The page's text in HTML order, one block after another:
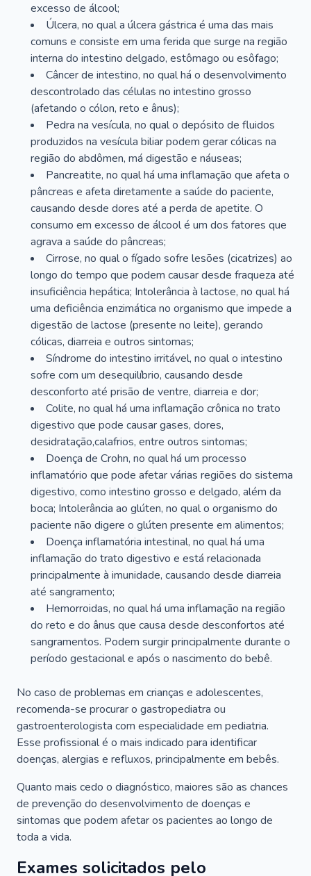
excesso de álcool;
Úlcera, no qual a úlcera gástrica é uma das mais
comuns e consiste em uma ferida que surge na região
interna do intestino delgado, estômago ou esôfago;
Câncer de intestino, no qual há o desenvolvimento
descontrolado das células no intestino grosso
(afetando o cólon, reto e ânus);
Pedra na vesícula, no qual o depósito de fluidos
produzidos na vesícula biliar podem gerar cólicas na
região do abdômen, má digestão e náuseas;
Pancreatite, no qual há uma inflamação que afeta o
pâncreas e afeta diretamente a saúde do paciente,
causando desde dores até a perda de apetite. O
consumo em excesso de álcool é um dos fatores que
agrava a saúde do pâncreas;
Cirrose, no qual o fígado sofre lesões (cicatrizes) ao
longo do tempo que podem causar desde fraqueza até
insuficiência hepática; Intolerância à lactose, no qual há
uma deficiência enzimática no organismo que impede a
digestão de lactose (presente no leite), gerando
cólicas, diarreia e outros sintomas;
Síndrome do intestino irritável, no qual o intestino
sofre com um desequilíbrio, causando desde
desconforto até prisão de ventre, diarreia e dor;
Colite, no qual há uma inflamação crônica no trato
digestivo que pode causar gases, dores,
desidratação,calafrios, entre outros sintomas;
Doença de Crohn, no qual há um processo
inflamatório que pode afetar várias regiões do sistema
digestivo, como intestino grosso e delgado, além da
boca; Intolerância ao glúten, no qual o organismo do
paciente não digere o glúten presente em alimentos;
Doença inflamatória intestinal, no qual há uma
inflamação do trato digestivo e está relacionada
principalmente à imunidade, causando desde diarreia
até sangramento;
Hemorroidas, no qual há uma inflamação na região
do reto e do ânus que causa desde desconfortos até
sangramentos. Podem surgir principalmente durante o
período gestacional e após o nascimento do bebê.
No caso de problemas em crianças e adolescentes,
recomenda-se procurar o gastropediatra ou
gastroenterologista com especialidade em pediatria.
Esse profissional é o mais indicado para identificar
doenças, alergias e refluxos, principalmente em bebês.
Quanto mais cedo o diagnóstico, maiores são as chances
de prevenção do desenvolvimento de doenças e
sintomas que podem afetar os pacientes ao longo de
toda a vida.
Exames solicitados pelo